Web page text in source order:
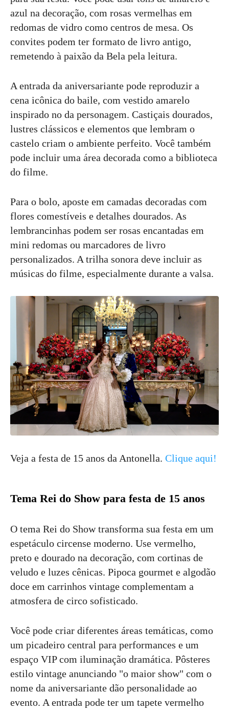
azul na decoração, com rosas vermelhas em
redomas de vidro como centros de mesa. Os
convites podem ter formato de livro antigo,
remetendo à paixão da Bela pela leitura.
A entrada da aniversariante pode reproduzir a
cena icônica do baile, com vestido amarelo
inspirado no da personagem. Castiçais dourados,
lustres clássicos e elementos que lembram o
castelo criam o ambiente perfeito. Você também
pode incluir uma área decorada como a biblioteca
do filme.
Para o bolo, aposte em camadas decoradas com
flores comestíveis e detalhes dourados. As
lembrancinhas podem ser rosas encantadas em
mini redomas ou marcadores de livro
personalizados. A trilha sonora deve incluir as
músicas do filme, especialmente durante a valsa.
Veja a festa de 15 anos da Antonella. Clique aqui!
Tema Rei do Show para festa de 15 anos
O tema Rei do Show transforma sua festa em um
espetáculo circense moderno. Use vermelho,
preto e dourado na decoração, com cortinas de
veludo e luzes cênicas. Pipoca gourmet e algodão
doce em carrinhos vintage complementam a
atmosfera de circo sofisticado.
Você pode criar diferentes áreas temáticas, como
um picadeiro central para performances e um
espaço VIP com iluminação dramática. Pôsteres
estilo vintage anunciando "o maior show" com o
nome da aniversariante dão personalidade ao
evento. A entrada pode ter um tapete vermelho